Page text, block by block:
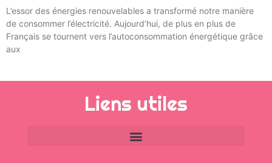
L’essor des énergies renouvelables a transformé notre manière
de consommer l’électricité. Aujourd’hui, de plus en plus de
Français se tournent vers l’autoconsommation énergétique grâce
aux
Liens utiles